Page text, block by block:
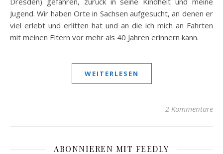
Jugend. Wir haben Orte in Sachsen aufgesucht, an denen er
viel erlebt und erlitten hat und an die ich mich an Fahrten
mit meinen Eltern vor mehr als 40 Jahren erinnern kann.
WEITERLESEN
2 Kommentare
ABONNIEREN MIT FEEDLY